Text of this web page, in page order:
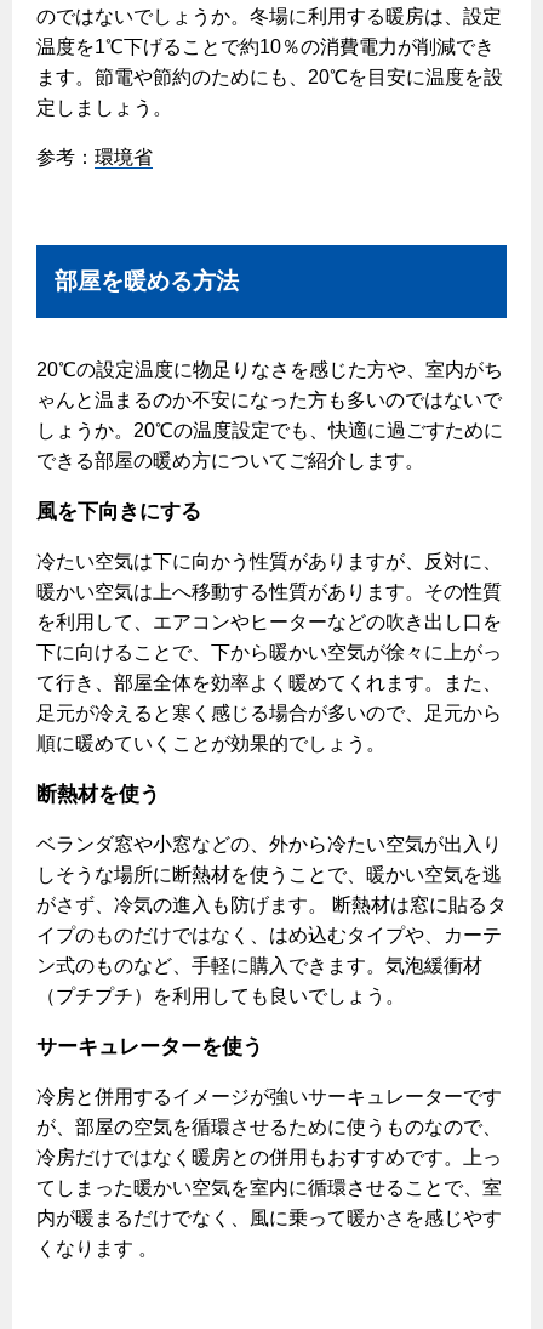
古くなったガス管の交換のおすすめ
正しい接続で安全に
長期使用製品安全点検制度について
換気と給排気設備の注意点
保安体制
ガス設備安全点検について
各種手続き
ガス使用開始のご案内
ガス使用停止のご案内
インターネット受付
のではないでしょうか。冬場に利用する暖房は、設定
温度を1℃下げることで約10％の消費電力が削減でき
ます。節電や節約のためにも、20℃を目安に温度を設
定しましょう。
参考： 環境省
部屋を暖める方法
20℃の設定温度に物足りなさを感じた方や、室内がち
ゃんと温まるのか不安になった方も多いのではないで
しょうか。20℃の温度設定でも、快適に過ごすために
できる部屋の暖め方についてご紹介します。
風を下向きにする
冷たい空気は下に向かう性質がありますが、反対に、
暖かい空気は上へ移動する性質があります。その性質
を利用して、エアコンやヒーターなどの吹き出し口を
下に向けることで、下から暖かい空気が徐々に上がっ
て行き、部屋全体を効率よく暖めてくれます。また、
足元が冷えると寒く感じる場合が多いので、足元から
順に暖めていくことが効果的でしょう。
断熱材を使う
ベランダ窓や小窓などの、外から冷たい空気が出入り
しそうな場所に断熱材を使うことで、暖かい空気を逃
がさず、冷気の進入も防げます。 断熱材は窓に貼るタ
イプのものだけではなく、はめ込むタイプや、カーテ
ン式のものなど、手軽に購入できます。気泡緩衝材
（プチプチ）を利用しても良いでしょう。
サーキュレーターを使う
冷房と併用するイメージが強いサーキュレーターです
が、部屋の空気を循環させるために使うものなので、
冷房だけではなく暖房との併用もおすすめです。上っ
てしまった暖かい空気を室内に循環させることで、室
内が暖まるだけでなく、風に乗って暖かさを感じやす
くなります 。